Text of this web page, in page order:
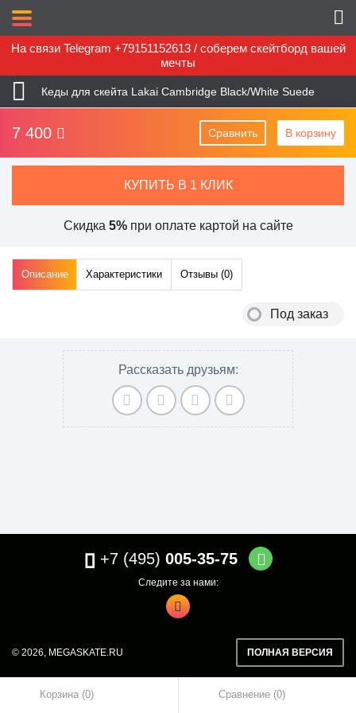
На связи Telegram +79151152613 / соберем скейтборд вашей
мечты
Корзина (0) Сравнение 0
Кеды для скейта Lakai Cambridge Black/White Suede
7 400 В корзину
Сравнить
КУПИТЬ В 1 КЛИК
Скидка 5%при оплате картой на сайте
Описание Характеристики Отзывы (0)
Под заказ
Рассказать друзьям:
+7 (495) 005-35-75
Следите за нами:
© 2026, MEGASKATE.RU ПОЛНАЯ ВЕРСИЯ